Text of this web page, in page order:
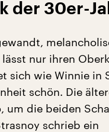
der 30er-
nur ihren
sich wie Winnie in
schön. Die
um die beiden
schrieb ein